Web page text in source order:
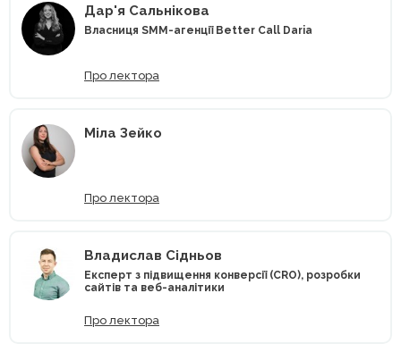
Дар'я Сальнікова
Власниця SMM-агенції Better Call Daria
Про лектора
Mіла Зейко
Про лектора
Владислав Сідньов
Експерт з підвищення конверсії (CRO), розробки
сайтів та веб-аналітики
Про лектора